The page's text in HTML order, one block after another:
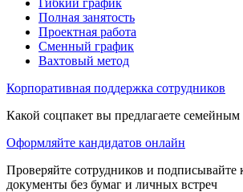
Полная занятость
Проектная работа
Сменный график
Вахтовый метод
Корпоративная поддержка сотрудников
Какой соцпакет вы предлагаете семейным
Оформляйте кандидатов онлайн
Проверяйте сотрудников и подписывайте
документы без бумаг и личных встреч